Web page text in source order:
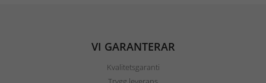
VI GARANTERAR
Kvalitetsgaranti